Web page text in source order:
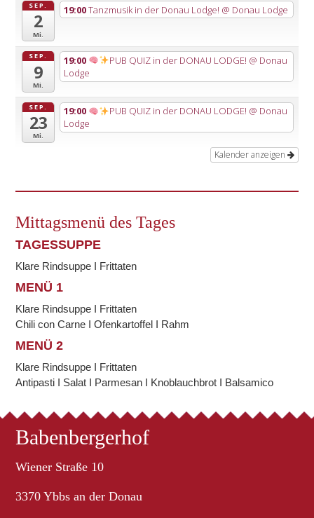
SEP.
2
Mi.
19:00Tanzmusik in der Donau Lodge! @ Donau Lodge
SEP.
9
Mi.
19:00 PUB QUIZ in der DONAU LODGE! @ Donau
Lodge
SEP.
23
Mi.
19:00 PUB QUIZ in der DONAU LODGE! @ Donau
Lodge
Kalender anzeigen
Mittagsmenü des Tages
TAGESSUPPE
Klare Rindsuppe I Frittaten
MENÜ 1
Klare Rindsuppe I Frittaten
Chili con Carne I Ofenkartoffel I Rahm
MENÜ 2
Klare Rindsuppe I Frittaten
Antipasti I Salat I Parmesan I Knoblauchbrot I Balsamico
Babenbergerhof
Wiener Straße 10
3370 Ybbs an der Donau